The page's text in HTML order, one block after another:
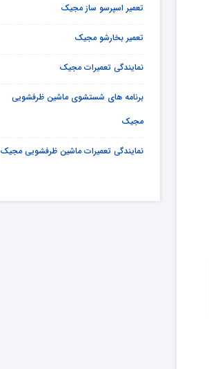
تعمیر اسپرسو ساز مجیک
تعمیر بخارشو مجیک
نمایندگی تعمیرات مجیک
برنامه های شستشوی ماشین ظرفشویی
مجیک
نمایندگی تعمیرات ماشین ظرفشویی مجیک